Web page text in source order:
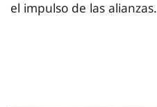
el impulso de las alianzas.